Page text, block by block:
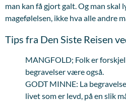
man kan få gjort galt. Og man skal
magefølelsen, ikke hva alle andre
Tips fra Den Siste Reisen
MANGFOLD; Folk er
begravelser være også.
GODT MINNE: La
livet som er levd, på en slik